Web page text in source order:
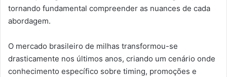
tornando fundamental compreender as nuances de cada
abordagem.
O mercado brasileiro de milhas transformou-se
drasticamente nos últimos anos, criando um cenário onde
conhecimento específico sobre timing, promoções e